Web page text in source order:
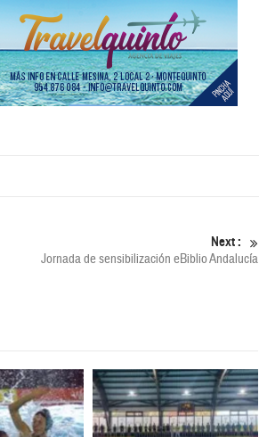
Next :
Jornada de sensibilización eBiblio Andalucía